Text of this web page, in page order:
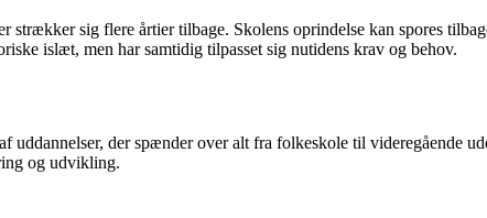
strækker sig flere årtier tilbage. Skolens oprindelse kan spores
islæt, men har samtidig tilpasset sig nutidens krav og behov.
uddannelser, der spænder over alt fra folkeskole til videregående
og udvikling.